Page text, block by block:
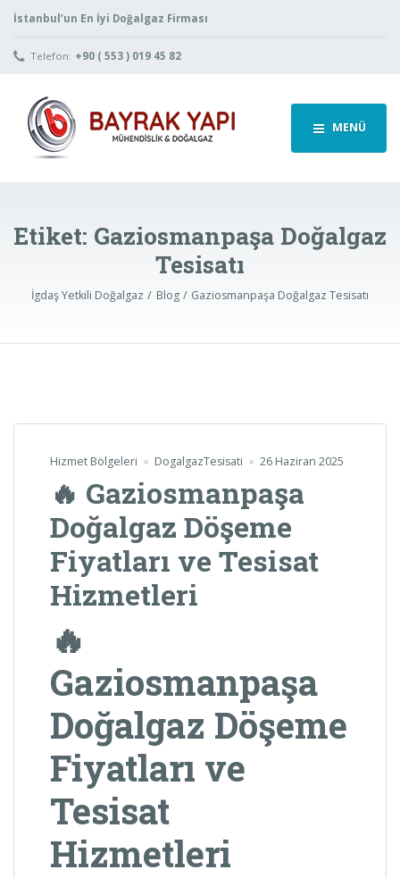
İstanbul’un En İyi Doğalgaz Firması
Telefon: +90 ( 553 ) 019 45 82
MENÜ
Etiket: Gaziosmanpaşa Doğalgaz
Tesisatı
İgdaş Yetkili Doğalgaz Blog Gaziosmanpaşa Doğalgaz Tesisatı
Hizmet Bölgeleri DogalgazTesisati 26 Haziran 2025
🔥 Gaziosmanpaşa
Doğalgaz Döşeme
Fiyatları ve Tesisat
Hizmetleri
🔥
Gaziosmanpaşa
Doğalgaz Döşeme
Fiyatları ve
Tesisat
Hizmetleri